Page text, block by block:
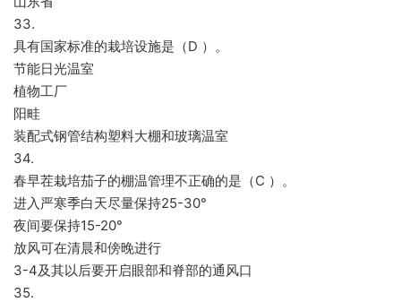
33.
具有国家标准的栽培设施是（D ）。
节能日光温室
植物工厂
阳畦
装配式钢管结构塑料大棚和玻璃温室
34.
春早茬栽培茄子的棚温管理不正确的是（C ）。
进入严寒季白天尽量保持25-30°
夜间要保持15-20°
放风可在清晨和傍晚进行
3-4及其以后要开启眼部和脊部的通风口
35.